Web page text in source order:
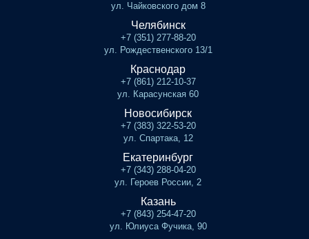
ул. Чайковского дом 8
Челябинск
+7 (351) 277-88-20
ул. Рождественского 13/1
Краснодар
+7 (861) 212-10-37
ул. Карасунская 60
Новосибирск
+7 (383) 322-53-20
ул. Спартака, 12
Екатеринбург
+7 (343) 288-04-20
ул. Героев России, 2
Казань
+7 (843) 254-47-20
ул. Юлиуса Фучика, 90